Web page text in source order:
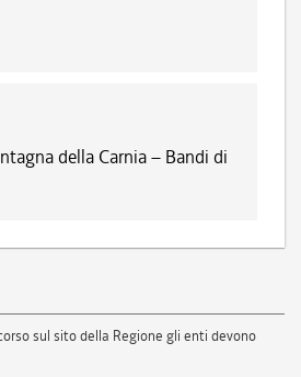
della Carnia – Bandi di
sul sito della Regione gli enti devono